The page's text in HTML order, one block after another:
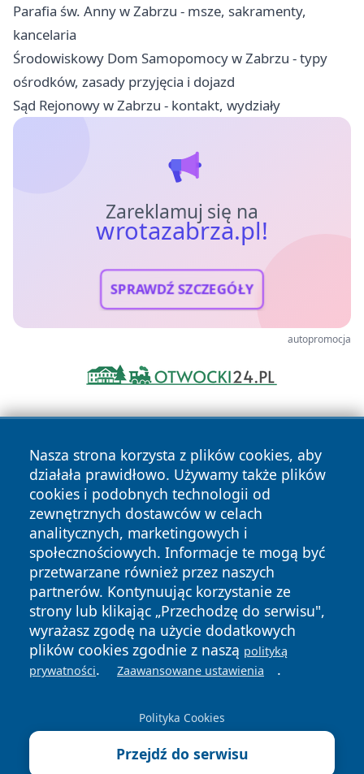
Parafia św. Anny w Zabrzu - msze, sakramenty,
kancelaria
Środowiskowy Dom Samopomocy w Zabrzu - typy
ośrodków, zasady przyjęcia i dojazd
Sąd Rejonowy w Zabrzu - kontakt, wydziały
Zareklamuj się na
wrotazabrza.pl!
SPRAWDŹ SZCZEGÓŁY
autopromocja
Nasza strona korzysta z plików cookies, aby
działała prawidłowo. Używamy także plików
cookies i podobnych technologii od
zewnętrznych dostawców w celach
analitycznych, marketingowych i
społecznościowych. Informacje te mogą być
przetwarzane również przez naszych
partnerów. Kontynuując korzystanie ze
strony lub klikając „Przechodzę do serwisu",
wyrażasz zgodę na użycie dodatkowych
plików cookies zgodnie z naszą polityką
prywatności. Zaawansowane ustawienia .
Polityka Cookies
Przejdź do serwisu
Copyright © 2026 wrotazabrza.pl Wszystkie prawa
zastrzeżone.
News Autorzy
Polityka
Prywatności
Polityka
Cookies